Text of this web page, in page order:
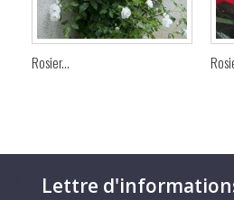
Rosier...
Lettre